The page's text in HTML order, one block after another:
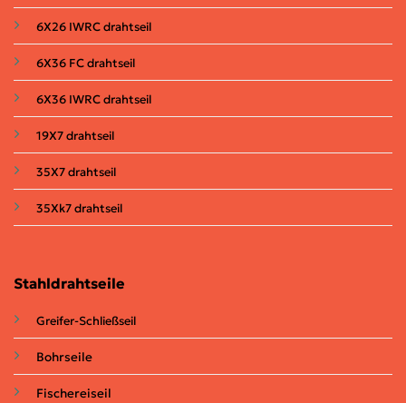
Stahldrahtseile
Greifer-Schließseil
Bohrseile
Fischereiseil
6X26 IWRCdrahtseil
6X36 FCdrahtseil
6X36 IWRC drahtseil
19X7drahtseil
35X7drahtseil
35Xk7drahtseil